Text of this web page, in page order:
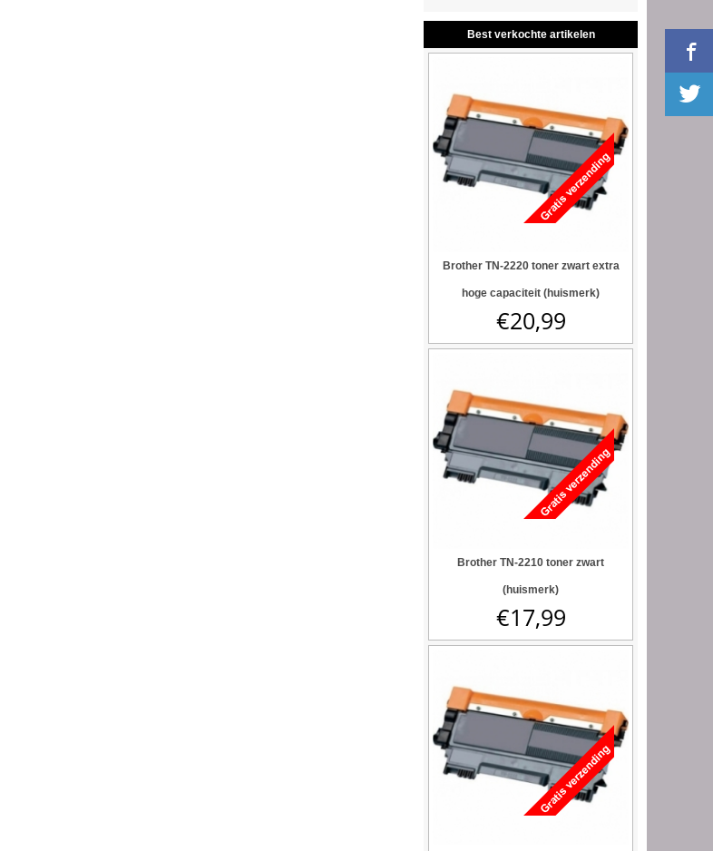
Best verkochte artikelen
Brother TN-2220 toner zwart extra
hoge capaciteit (huismerk)
€20,99
Brother TN-2210 toner zwart
(huismerk)
€17,99